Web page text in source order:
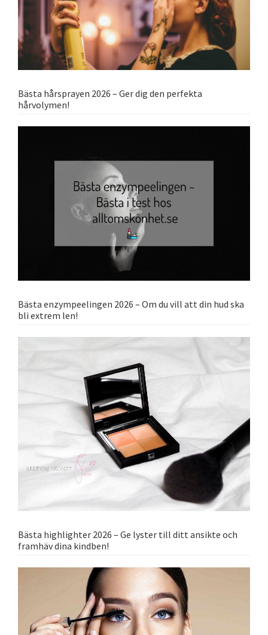
Bästa hårsprayen 2026 – Ger dig den perfekta
hårvolymen!
Bästa enzympeelingen 2026 – Om du vill att din hud ska
bli extrem len!
Bästa highlighter 2026 – Ge lyster till ditt ansikte och
framhäv dina kindben!